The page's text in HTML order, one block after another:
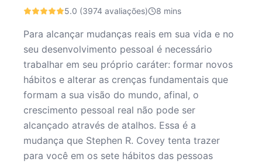
5.0 (3974 avaliações) 8 mins
Para alcançar mudanças reais em sua vida e no
seu desenvolvimento pessoal é necessário
trabalhar em seu próprio caráter: formar novos
hábitos e alterar as crenças fundamentais que
formam a sua visão do mundo, afinal, o
crescimento pessoal real não pode ser
alcançado através de atalhos. Essa é a
mudança que Stephen R. Covey tenta trazer
para você em os sete hábitos das pessoas